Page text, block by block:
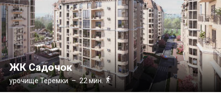
ЖК Садочок
урочище Теремки– 22 мин.